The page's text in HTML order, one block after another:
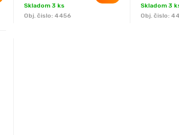
Skladom 3 ks
Obj. čislo: 4456
Skladom 3
Obj. čislo: